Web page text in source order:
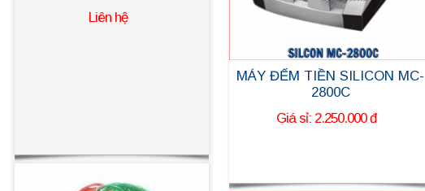
MÁY ĐẾM TIỀN SILICON MC-
2800C
Giá sỉ: 2.250.000 đ
Liên hệ